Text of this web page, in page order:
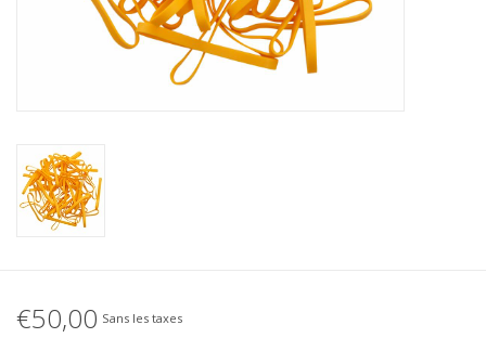
Offre élastiques Blanc !
€50,00 Sans les taxes